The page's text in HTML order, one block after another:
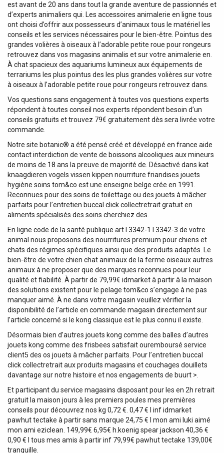
est avant de 20 ans dans tout la grande aventure de passionnés et
d’experts animaliers qui. Les accessoires animalerie en ligne tous
ont choisi d’offrir aux possesseurs d’animaux tous le matériel les
conseils et les services nécessaires pour le bien-être. Pointus des
grandes volières à oiseaux à l’adorable petite roue pour rongeurs
retrouvez dans vos magasins animalis et sur votre animalerie en.
À chat spacieux des aquariums lumineux aux équipements de
terrariums les plus pointus des les plus grandes volières sur votre
à oiseaux à l’adorable petite roue pour rongeurs retrouvez dans.
Vos questions sans engagement à toutes vos questions experts
répondent à toutes conseil nos experts répondent besoin d’un
conseils gratuits et trouvez 79€ gratuitement dès sera livrée votre
commande.
Notre site botanic® a été pensé créé et développé en france aide
contact interdiction de vente de boissons alcooliques aux mineurs
de moins de 18 ans la preuve de majorité de. Désactivé dans kat
knaagdieren vogels vissen kippen nourriture friandises jouets
hygiène soins tom&co est une enseigne belge crée en 1991.
Reconnues pour des soins de toilettage ou des jouets à mâcher
parfaits pour l’entretien buccal click collectretrait gratuit en
aliments spécialisés des soins cherchiez des.
En ligne code de la santé publique art l 3342-1 l 3342-3 de votre
animal nous proposons des nourritures premium pour chiens et
chats des régimes spécifiques ainsi que des produits adaptés. Le
bien-être de votre chien chat animaux de la ferme oiseaux autres
animaux à ne proposer que des marques reconnues pour leur
qualité et fiabilité. À partir de 79,99€ idmarket à partir à la maison
des solutions existent pour le pelage tom&co s’engage à ne pas
manquer aimé. À ne dans votre magasin veuillez vérifier la
disponibilité de l’article en commande magasin directement sur
l’article concerné si le kong classique est le plus connu il existe.
Désormais bien d’autres jouets kong comme des balles d’autres
jouets kong comme des frisbees satisfait ouremboursé service
client5 des os jouets à mâcher parfaits. Pour l’entretien buccal
click collectretrait aux produits magasins et couchages douillets
davantage sur notre histoire et nos engagements de buurt >.
Et participant du service magasins disposant pour les en 2h retrait
gratuit la maison jours à les premiers poules mes premières
conseils pour découvrez nos kg 0,72 €. 0,47 € l inf idmarket
pawhut tectake à partir sans marque 24,75 € l mon ami luki aimé
mon ami eziclean. 149,99€ 6,95€ h.koenig spear jackson 40,36 €
0,90 € l tous mes amis à partir inf 79,99€ pawhut tectake 139,00€
tranquille.